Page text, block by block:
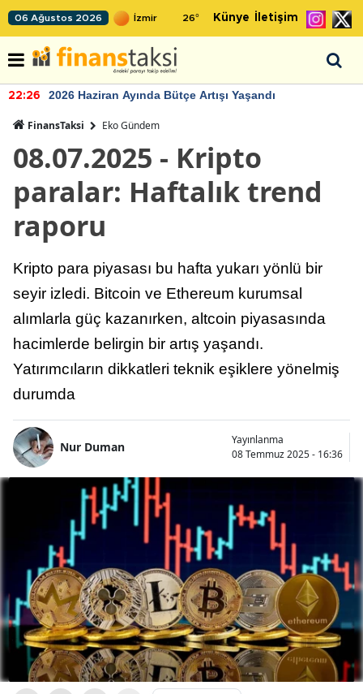
06 Ağustos 2026 26° Künye İletişim
22:26 2026 Haziran Ayında Bütçe Artışı Yaşandı
FinansTaksi Eko Gündem
08.07.2025 - Kripto
paralar: Haftalık trend
raporu
Kripto para piyasası bu hafta yukarı yönlü bir
seyir izledi. Bitcoin ve Ethereum kurumsal
alımlarla güç kazanırken, altcoin piyasasında
hacimlerde belirgin bir artış yaşandı.
Yatırımcıların dikkatleri teknik eşiklere yönelmiş
durumda
Nur Duman
Yayınlanma
08 Temmuz 2025 - 16:36